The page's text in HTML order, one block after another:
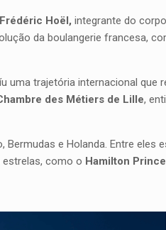
Hoël, integrante do
da boulangerie francesa,
trajetória internacional que
des Métiers de Lille,
e Holanda. Entre eles
estrelas, como o Hamilton